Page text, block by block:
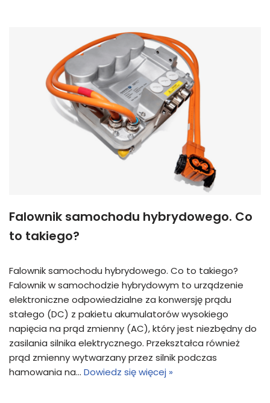
Falownik samochodu hybrydowego. Co
to takiego?
Falownik samochodu hybrydowego. Co to takiego?
Falownik w samochodzie hybrydowym to urządzenie
elektroniczne odpowiedzialne za konwersję prądu
stałego (DC) z pakietu akumulatorów wysokiego
napięcia na prąd zmienny (AC), który jest niezbędny do
zasilania silnika elektrycznego. Przekształca również
prąd zmienny wytwarzany przez silnik podczas
hamowania na… Dowiedz się więcej »